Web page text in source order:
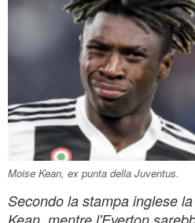
Moise Kean, ex punta della Juventus.
Secondo la stampa inglese